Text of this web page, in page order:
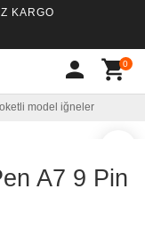
KARGO
person shopping_cart0
model i̇ğneler
A7 9 Pin